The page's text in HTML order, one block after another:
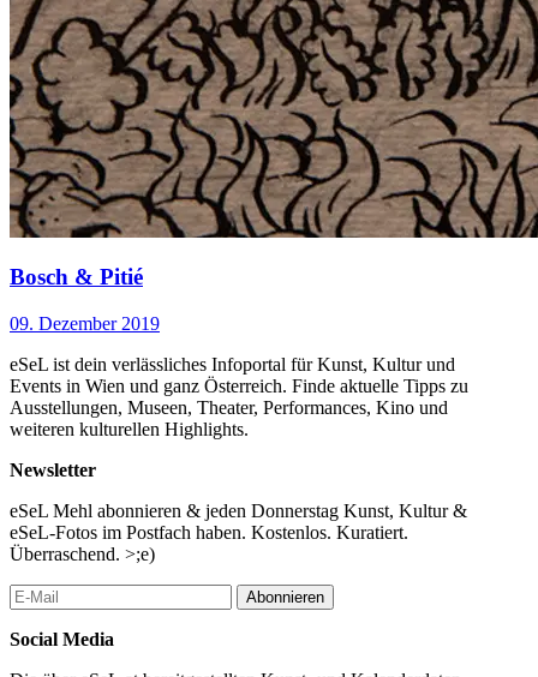
...Mehr lesen
Bosch & Pitié
09. Dezember 2019
eSeL ist dein verlässliches Infoportal für Kunst, Kultur und
Events in Wien und ganz Österreich. Finde aktuelle Tipps zu
Ausstellungen, Museen, Theater, Performances, Kino und
weiteren kulturellen Highlights.
Newsletter
eSeL Mehl abonnieren & jeden Donnerstag Kunst, Kultur &
eSeL-Fotos im Postfach haben. Kostenlos. Kuratiert.
Überraschend. >;e)
Abonnieren
Social Media